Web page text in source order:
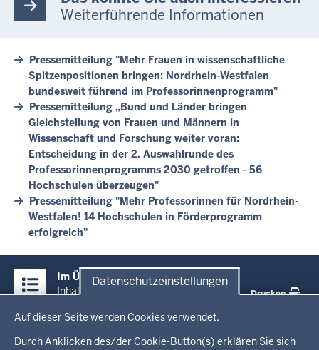
Datenschutzeinstellungen
Auf dieser Seite werden Cookies verwendet.
Durch Anklicken des/der Cookie-Button(s) erklären Sie sich
Weiterführende Informationen
Pressemitteilung "Mehr Frauen in wissenschaftliche
Spitzenpositionen bringen: Nordrhein-Westfalen
bundesweit führend im Professorinnenprogramm"
Pressemitteilung „Bund und Länder bringen
Gleichstellung von Frauen und Männern in
Wissenschaft und Forschung weiter voran:
Entscheidung in der 2. Auswahlrunde des
Professorinnenprogramms 2030 getroffen - 56
Hochschulen überzeugen"
Pressemitteilung "Mehr Professorinnen für Nordrhein-
Westfalen! 14 Hochschulen in Förderprogramm
erfolgreich"
Inhalte
Im Überblick
Inhalt
Drucken
Menü
in
Startseite